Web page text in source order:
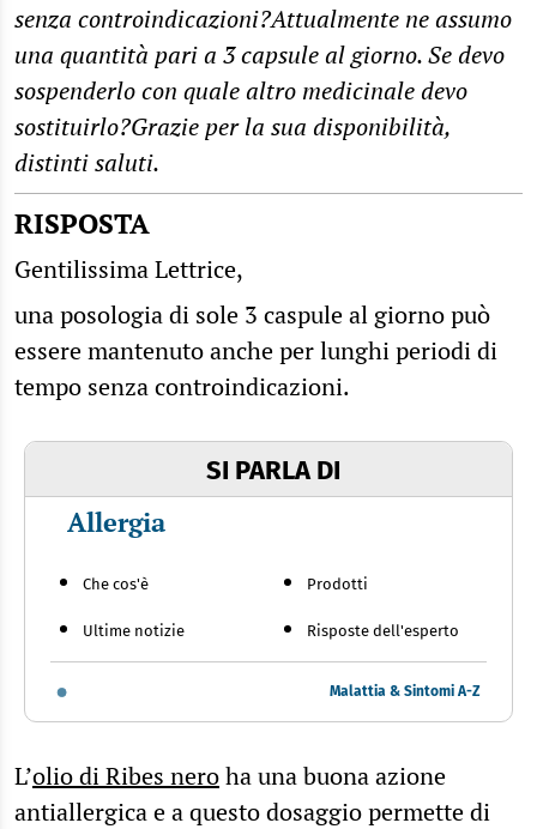
senza controindicazioni?Attualmente ne assumo
una quantità pari a 3 capsule al giorno. Se devo
sospenderlo con quale altro medicinale devo
sostituirlo?Grazie per la sua disponibilità,
distinti saluti.
RISPOSTA
Gentilissima Lettrice,
una posologia di sole 3 caspule al giorno può
essere mantenuto anche per lunghi periodi di
tempo senza controindicazioni.
SI PARLA DI
Allergia
Che cos'è
Ultime notizie
Prodotti
Risposte dell'esperto
Malattia & Sintomi A-Z
L’olio di Ribes neroha una buona azione
antiallergica e a questo dosaggio permette di